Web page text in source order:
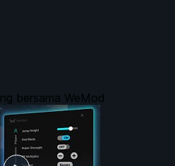
bersama WeMod